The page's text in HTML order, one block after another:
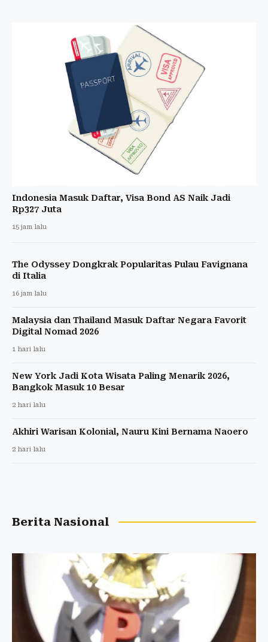
Indonesia Masuk Daftar, Visa Bond AS Naik Jadi
Rp327 Juta
15 jam lalu
The Odyssey Dongkrak Popularitas Pulau Favignana
di Italia
16 jam lalu
Malaysia dan Thailand Masuk Daftar Negara Favorit
Digital Nomad 2026
1 hari lalu
New York Jadi Kota Wisata Paling Menarik 2026,
Bangkok Masuk 10 Besar
2 hari lalu
Akhiri Warisan Kolonial, Nauru Kini Bernama Naoero
2 hari lalu
Berita Nasional